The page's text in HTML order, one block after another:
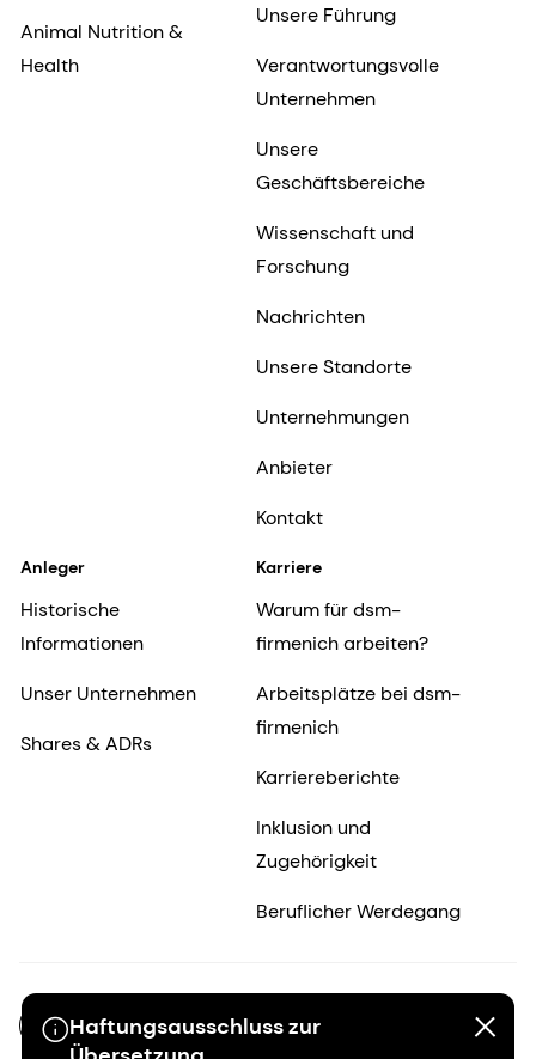
Haftungsausschluss zur
Animal Nutrition &
Health
Unsere Führung
Verantwortungsvolle
Unternehmen
Unsere
Geschäftsbereiche
Wissenschaft und
Forschung
Nachrichten
Unsere Standorte
Unternehmungen
Anbieter
Kontakt
Anleger
Historische
Informationen
Unser Unternehmen
Shares & ADRs
Karriere
Warum für dsm-
firmenich arbeiten?
Arbeitsplätze bei dsm-
firmenich
Karriereberichte
Inklusion und
Zugehörigkeit
Beruflicher Werdegang
DE-DE